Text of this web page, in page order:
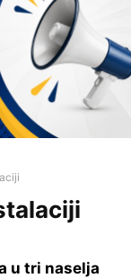
u tri naselja